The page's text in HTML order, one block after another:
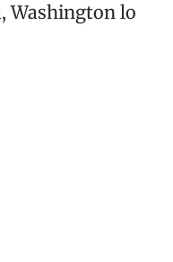
Washington lo